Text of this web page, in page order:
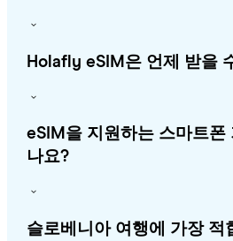
Holafly eSIM은 언제 받을
eSIM을 지원하는 스마트폰
나요?
슬로베니아 여행에 가장 적